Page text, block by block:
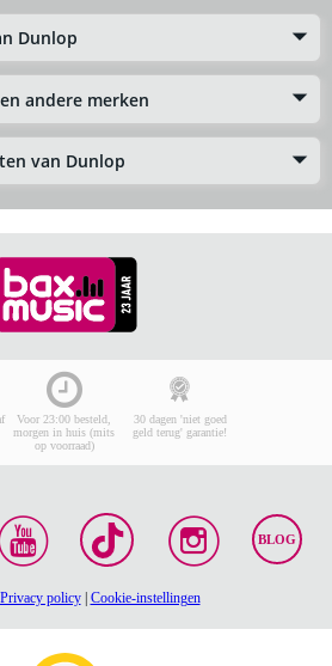
Dunlop
andere merken
van Dunlop
Voor 23:00 besteld,
morgen in huis (mits
op voorraad)
30 dagen 'niet goed
geld terug' garantie!
BLOG
Privacy policy| Cookie-instellingen